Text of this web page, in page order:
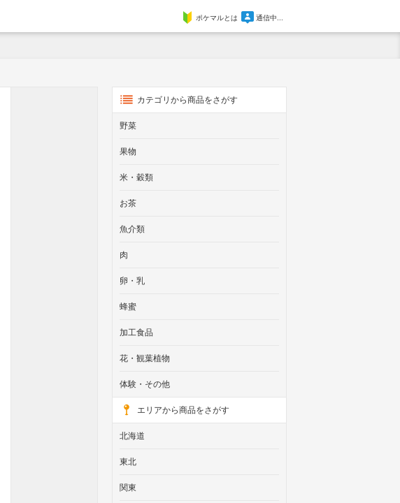
ポケマルとは 通信中...
カテゴリから商品をさがす
野菜
果物
米・穀類
お茶
魚介類
肉
卵・乳
蜂蜜
加工食品
花・観葉植物
体験・その他
エリアから商品をさがす
北海道
東北
関東